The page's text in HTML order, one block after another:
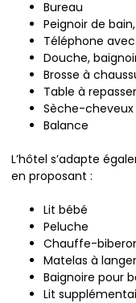
Bureau
Peignoir de
Téléphone
Douche,
Brosse à
Table à
Sèche-cheveux
Balance
L’hôtel s’adapte
en proposant :
Lit bébé
Peluche
Chauffe-
Matelas à langer
Baignoire pour
Lit